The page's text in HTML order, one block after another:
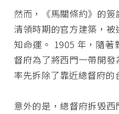
然而，《馬關條約》的
清領時期的官方建築，
知命運。 1905 年，隨
督府為了將西門一帶開發
率先拆除了靠近總督府的
意外的是，總督府拆毀